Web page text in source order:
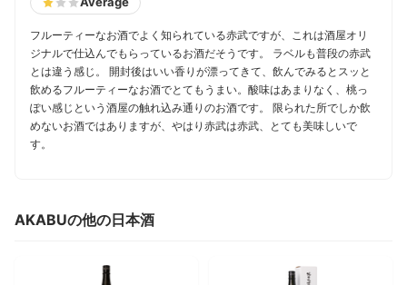
フルーティーなお酒でよく知られている赤武ですが、これは酒屋オリ
ジナルで仕込んでもらっているお酒だそうです。 ラベルも普段の赤武
とは違う感じ。 開封後はいい香りが漂ってきて、飲んでみるとスッと
飲めるフルーティーなお酒でとてもうまい。酸味はあまりなく、桃っ
ぽい感じという酒屋の触れ込み通りのお酒です。 限られた所でしか飲
めないお酒ではありますが、やはり赤武は赤武、とても美味しいで
す。
AKABUの他の日本酒